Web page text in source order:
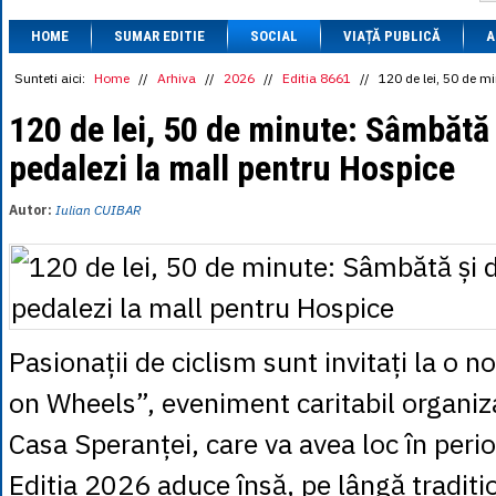
1 CAD= 3.1559
1 CHF= 5.2813
1 CNY= 0.6015
1 DKK
= 0.6668
1 EGP
= 0.0860
= 1.2223
1 INR
= 0.0513
1 MXN = 0.2227
1 NOK= 0.4191
1 PLN
1 RSD= 0.0425
1 RUB
= 0.0530
1 SEK
= 0.4526
1 TRY
= 0.1141
1 UAH= 0.1048
1 XDR = 5.9383
1 ZAR = 0.2318
HOME SUMAR EDITIE SOCIAL VIAȚĂ PUBLICĂ
Sunteti aici: Home // Arhiva // 2026 // Editia 8661 // 120 de lei, 50 de
120 de lei, 50 de minute:
pedalezi la mall pentru Hospice
Autor: Iulian CUIBAR
Pasionații de ciclism sunt invitați la o
on Wheels”, eveniment caritabil
Casa Speranței, care va avea loc în
Ediția 2026 aduce însă, pe lângă